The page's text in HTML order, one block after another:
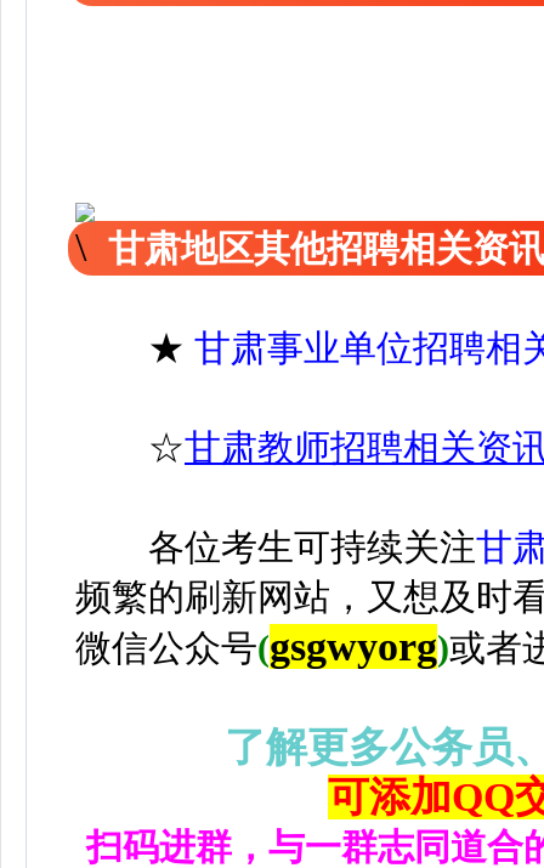
甘肃地区其他招聘相关资
★ 甘肃事业单位招聘相
☆甘肃教师招聘相关资
各位考生可持续关注甘
频繁的刷新网站，又想及时
微信公众号(gsgwyorg)或者
了解更多公务员
可添加QQ
扫码进群，与一群志同道合